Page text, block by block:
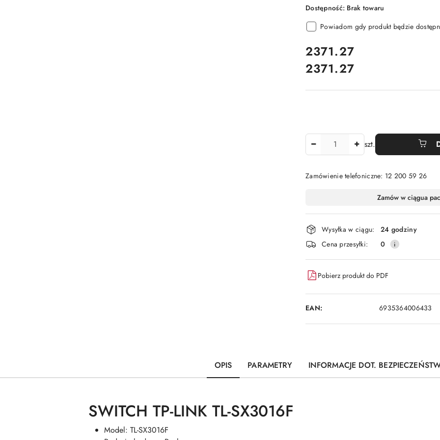
Dostępność: Brak towaru
Powiadom gdy produkt będzie
cena:
2371.27
Cena:
2371.27
szt.
Zamówienie telefoniczne: 12 200 59 26
i
dostawa
Zamów w ciągua
Wysyłka w ciągu:
24 godziny
Cena przesyłki:
0
Pobierz produkt do PDF
EAN: 6935364006433
OPIS PARAMETRY INFORMACJE DOT.
SWITCH TP-LINK TL-SX3016F
Model: TL-SX3016F